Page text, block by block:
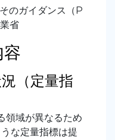
のガイダンス（P
省
（定量指
領域が異なるため
な定量指標は提